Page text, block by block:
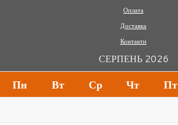
Оплата
Доставка
Контакти
СЕРПЕНЬ 2026
Пн Вт Ср Чт Пт